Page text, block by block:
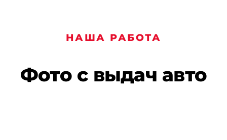
НАША РАБОТА
Фото с выдач авто